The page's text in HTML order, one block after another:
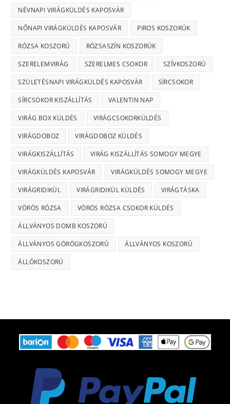
NÉVNAPI VIRÁGKÜLDÉS KAPOSVÁR
NŐNAPI VIRÁGKÜLDÉS KAPOSVÁR PIROS KOSZORÚK
RÓZSA KOSZORÚ RÓZSASZÍN KOSZORÚK
SZERELEMVIRÁG SZERELMES CSOKOR SZÍVKOSZORÚ
SZÜLETÉSNAPI VIRÁGKÜLDÉS KAPOSVÁR SÍRCSOKOR
SÍRCSOKOR KISZÁLLÍTÁS VALENTIN NAP
VIRÁG BOX KÜLDÉS VIRÁGCSOKORKÜLDÉS
VIRÁGDOBOZ VIRÁGDOBOZ KÜLDÉS
VIRÁGKISZÁLLÍTÁS VIRÁG KISZÁLLÍTÁS SOMOGY MEGYE
VIRÁGKÜLDÉS KAPOSVÁR VIRÁGKÜLDÉS SOMOGY MEGYE
VIRÁGRIDIKÜL VIRÁGRIDIKÜL KÜLDÉS VIRÁGTÁSKA
VÖRÖS RÓZSA VÖRÖS RÓZSA CSOKOR KÜLDÉS
ÁLLVÁNYOS DOMB KOSZORÚ
ÁLLVÁNYOS GÖRÖGKOSZORÚ ÁLLVÁNYOS KOSZORÚ
ÁLLÓKOSZORÚ